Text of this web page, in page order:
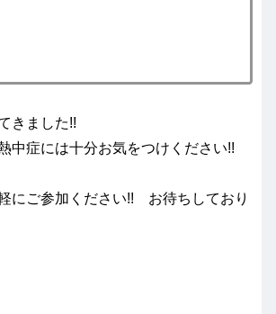
きました!!
中症には十分お気をつけください!!
にご参加ください!! お待ちしており